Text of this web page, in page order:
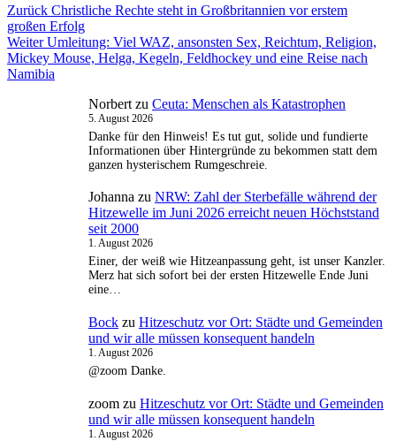
Beitragsnavigation
Zurück Vorheriger
Beitrag:
Christliche Rechte steht in Großbritannien vor erstem
großen Erfolg
Weiter Nächster
Beitrag:
Umleitung: Viel WAZ, ansonsten Sex, Reichtum, Religion,
Mickey Mouse, Helga, Kegeln, Feldhockey und eine Reise nach
Namibia
Norbert zu Ceuta: Menschen als Katastrophen
5. August 2026
Danke für den Hinweis! Es tut gut, solide und fundierte
Informationen über Hintergründe zu bekommen statt dem
ganzen hysterischem Rumgeschreie.
Johanna zu NRW: Zahl der Sterbefälle während der
Hitzewelle im Juni 2026 erreicht neuen Höchststand
seit 2000
1. August 2026
Einer, der weiß wie Hitzeanpassung geht, ist unser Kanzler.
Merz hat sich sofort bei der ersten Hitzewelle Ende Juni
eine…
Bock zu Hitzeschutz vor Ort: Städte und Gemeinden
und wir alle müssen konsequent handeln
1. August 2026
@zoom Danke.
zoom zu Hitzeschutz vor Ort: Städte und Gemeinden
und wir alle müssen konsequent handeln
1. August 2026